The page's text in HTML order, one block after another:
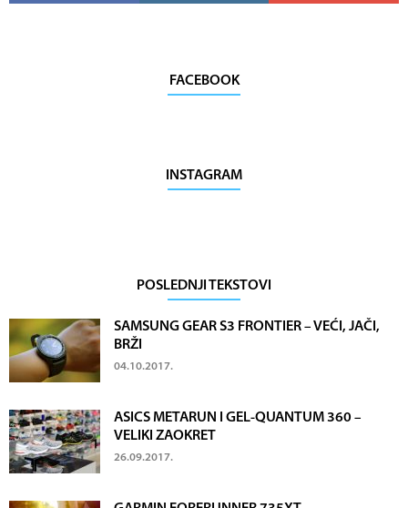
FACEBOOK
INSTAGRAM
POSLEDNJI TEKSTOVI
SAMSUNG GEAR S3 FRONTIER – VEĆI, JAČI,
BRŽI
04.10.2017.
ASICS METARUN I GEL-QUANTUM 360 –
VELIKI ZAOKRET
26.09.2017.